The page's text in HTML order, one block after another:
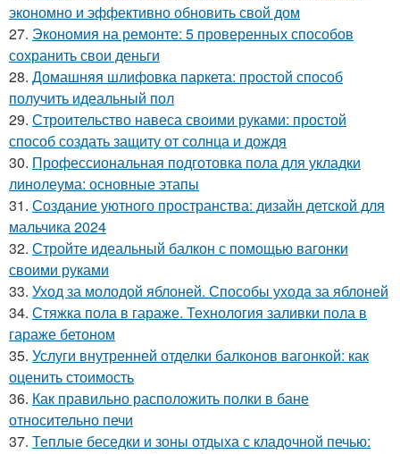
экономно и эффективно обновить свой дом
27. Экономия на ремонте: 5 проверенных способов
сохранить свои деньги
28. Домашняя шлифовка паркета: простой способ
получить идеальный пол
29. Строительство навеса своими руками: простой
способ создать защиту от солнца и дождя
30. Профессиональная подготовка пола для укладки
линолеума: основные этапы
31. Создание уютного пространства: дизайн детской для
мальчика 2024
32. Стройте идеальный балкон с помощью вагонки
своими руками
33. Уход за молодой яблоней. Способы ухода за яблоней
34. Стяжка пола в гараже. Технология заливки пола в
гараже бетоном
35. Услуги внутренней отделки балконов вагонкой: как
оценить стоимость
36. Как правильно расположить полки в бане
относительно печи
37. Теплые беседки и зоны отдыха с кладочной печью: